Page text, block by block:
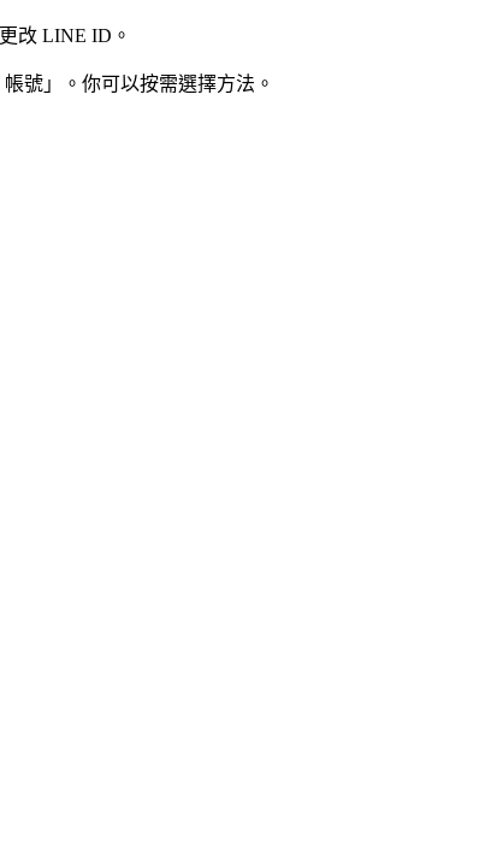
改 LINE ID。
號」。你可以按需選擇方法。